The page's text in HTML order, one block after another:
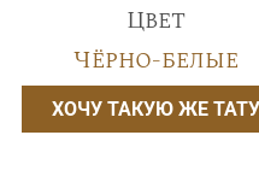
Цвет
Чёрно-белые
ХОЧУ ТАКУЮ ЖЕ ТАТУ